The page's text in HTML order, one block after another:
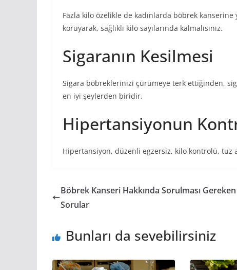
Fazla kilo özelikle de kadınlarda böbrek
koruyarak, sağlıklı kilo sayılarında kalmalısınız.
Sigaranın Kesilmesi
Sigara böbreklerinizi çürümeye terk ettiğinden,
en iyi şeylerden biridir.
Hipertansiyonun
Hipertansiyon, düzenli egzersiz, kilo kontrolü, tuz
Böbrek Kanseri Hakkında Sorulması Gereken
Sorular
Bunları da sevebilirsiniz